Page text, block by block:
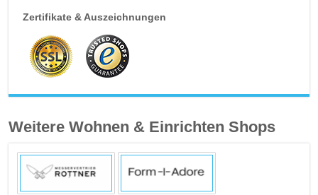
Zertifikate & Auszeichnungen
Weitere Wohnen & Einrichten Shops